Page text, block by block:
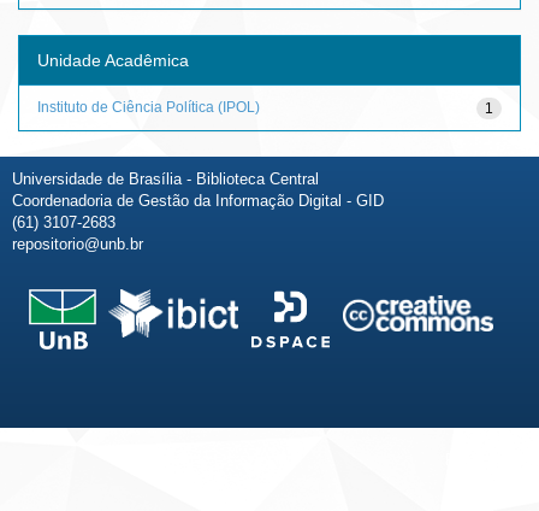
Unidade Acadêmica
1
Instituto de Ciência Política (IPOL)
Universidade de Brasília - Biblioteca Central
Coordenadoria de Gestão da Informação Digital - GID
(61) 3107-2683
repositorio@unb.br